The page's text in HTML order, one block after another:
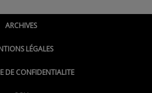
ARCHIVES
LÉGALES
DE CONFIDENTIALITE